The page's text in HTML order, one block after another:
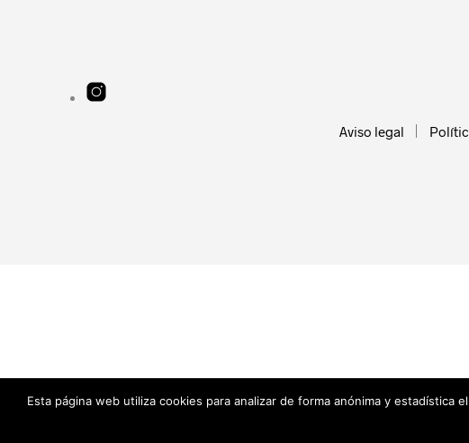
Aviso legal
Esta página web utiliza cookies para analizar de forma anónima y